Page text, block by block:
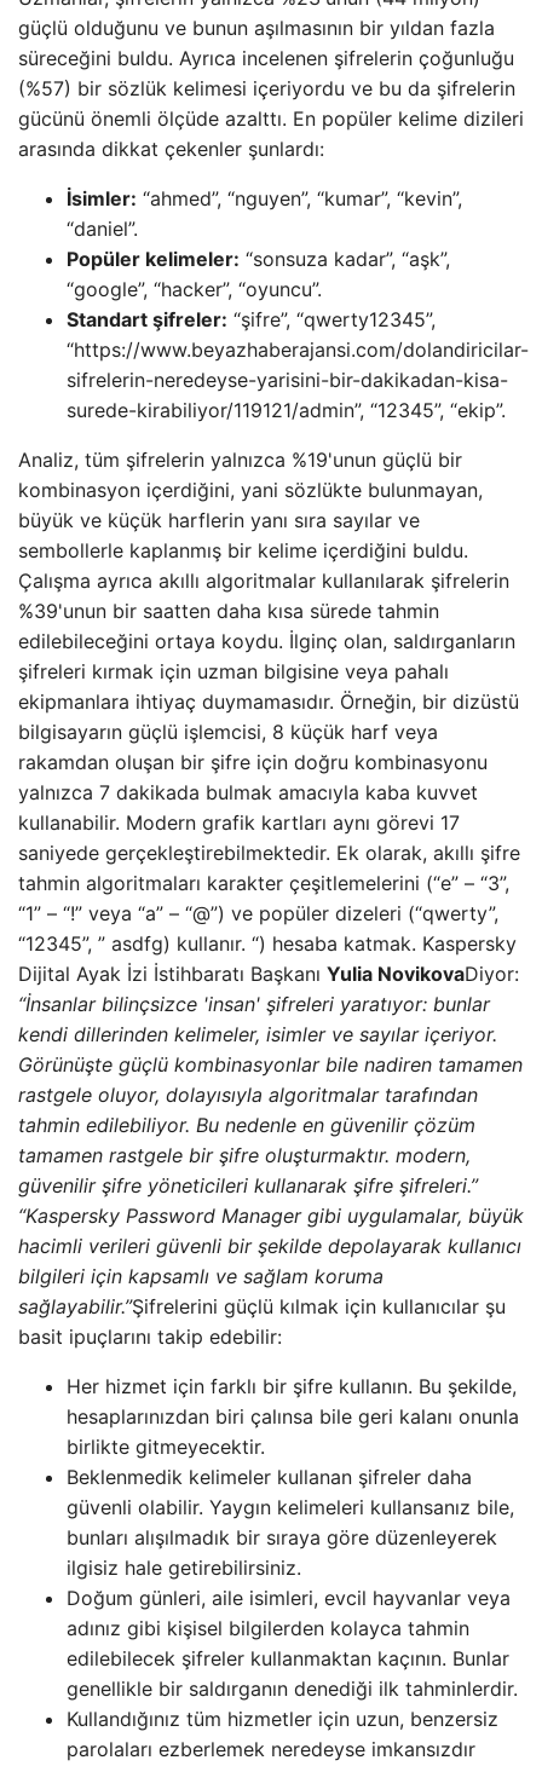
güçlü olduğunu ve bunun aşılmasının bir yıldan fazla
süreceğini buldu. Ayrıca incelenen şifrelerin çoğunluğu
(%57) bir sözlük kelimesi içeriyordu ve bu da şifrelerin
gücünü önemli ölçüde azalttı. En popüler kelime dizileri
arasında dikkat çekenler şunlardı:
İsimler: “ahmed”, “nguyen”, “kumar”, “kevin”,
“daniel”.
Popüler kelimeler: “sonsuza kadar”, “aşk”,
“google”, “hacker”, “oyuncu”.
Standart şifreler: “şifre”, “qwerty12345”,
“https://www.beyazhaberajansi.com/dolandiricilar-
sifrelerin-neredeyse-yarisini-bir-dakikadan-kisa-
surede-kirabiliyor/119121/admin”, “12345”, “ekip”.
Analiz, tüm şifrelerin yalnızca %19'unun güçlü bir
kombinasyon içerdiğini, yani sözlükte bulunmayan,
büyük ve küçük harflerin yanı sıra sayılar ve
sembollerle kaplanmış bir kelime içerdiğini buldu.
Çalışma ayrıca akıllı algoritmalar kullanılarak şifrelerin
%39'unun bir saatten daha kısa sürede tahmin
edilebileceğini ortaya koydu. İlginç olan, saldırganların
şifreleri kırmak için uzman bilgisine veya pahalı
ekipmanlara ihtiyaç duymamasıdır. Örneğin, bir dizüstü
bilgisayarın güçlü işlemcisi, 8 küçük harf veya
rakamdan oluşan bir şifre için doğru kombinasyonu
yalnızca 7 dakikada bulmak amacıyla kaba kuvvet
kullanabilir. Modern grafik kartları aynı görevi 17
saniyede gerçekleştirebilmektedir. Ek olarak, akıllı şifre
tahmin algoritmaları karakter çeşitlemelerini (“e” – “3”,
“1” – “!” veya “a” – “@”) ve popüler dizeleri (“qwerty”,
“12345”, ” asdfg) kullanır. “) hesaba katmak. Kaspersky
Dijital Ayak İzi İstihbaratı Başkanı Yulia NovikovaDiyor:
“İnsanlar bilinçsizce 'insan' şifreleri yaratıyor: bunlar
kendi dillerinden kelimeler, isimler ve sayılar içeriyor.
Görünüşte güçlü kombinasyonlar bile nadiren tamamen
rastgele oluyor, dolayısıyla algoritmalar tarafından
tahmin edilebiliyor. Bu nedenle en güvenilir çözüm
tamamen rastgele bir şifre oluşturmaktır. modern,
güvenilir şifre yöneticileri kullanarak şifre şifreleri.”
“Kaspersky Password Manager gibi uygulamalar, büyük
hacimli verileri güvenli bir şekilde depolayarak kullanıcı
bilgileri için kapsamlı ve sağlam koruma
sağlayabilir.”Şifrelerini güçlü kılmak için kullanıcılar şu
basit ipuçlarını takip edebilir:
Her hizmet için farklı bir şifre kullanın. Bu şekilde,
hesaplarınızdan biri çalınsa bile geri kalanı onunla
birlikte gitmeyecektir.
Beklenmedik kelimeler kullanan şifreler daha
güvenli olabilir. Yaygın kelimeleri kullansanız bile,
bunları alışılmadık bir sıraya göre düzenleyerek
ilgisiz hale getirebilirsiniz.
Doğum günleri, aile isimleri, evcil hayvanlar veya
adınız gibi kişisel bilgilerden kolayca tahmin
edilebilecek şifreler kullanmaktan kaçının. Bunlar
genellikle bir saldırganın denediği ilk tahminlerdir.
Kullandığınız tüm hizmetler için uzun, benzersiz
parolaları ezberlemek neredeyse imkansızdır